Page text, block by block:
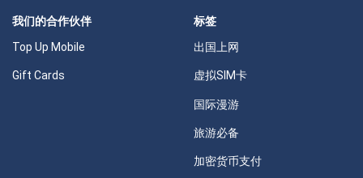
我们的合作伙伴
Top Up Mobile
Gift Cards
标签
出国上网
虚拟SIM卡
国际漫游
旅游必备
加密货币支付